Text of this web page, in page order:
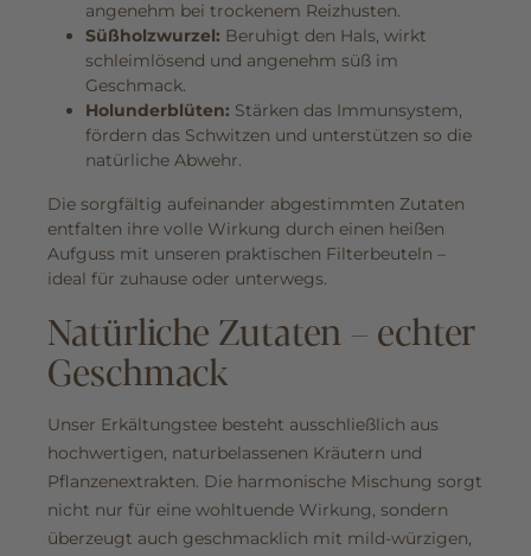
angenehm bei trockenem Reizhusten.
Süßholzwurzel: Beruhigt den Hals, wirkt
schleimlösend und angenehm süß im
Geschmack.
Holunderblüten: Stärken das Immunsystem,
fördern das Schwitzen und unterstützen so die
natürliche Abwehr.
Die sorgfältig aufeinander abgestimmten Zutaten
entfalten ihre volle Wirkung durch einen heißen
Aufguss mit unseren praktischen Filterbeuteln –
ideal für zuhause oder unterwegs.
Natürliche Zutaten – echter
Geschmack
Unser Erkältungstee besteht ausschließlich aus
hochwertigen, naturbelassenen Kräutern und
Pflanzenextrakten. Die harmonische Mischung sorgt
nicht nur für eine wohltuende Wirkung, sondern
überzeugt auch geschmacklich mit mild-würzigen,